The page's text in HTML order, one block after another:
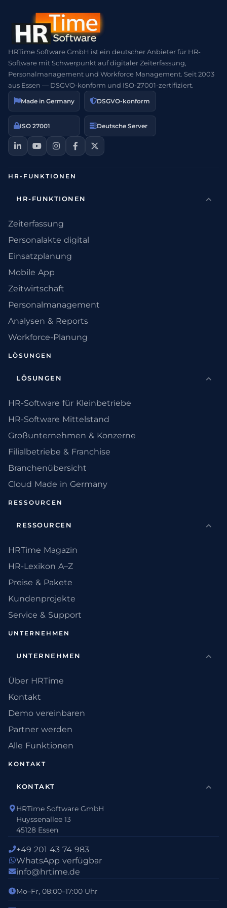
HRTime Software GmbH ist ein deutscher Anbieter für HR-
Software mit Schwerpunkt auf digitaler Zeiterfassung,
Personalmanagement und Workforce Management. Seit 2003
aus Essen — DSGVO-konform und ISO-27001-zertifiziert.
Made in Germany DSGVO-konform
ISO 27001 Deutsche Server
HR-FUNKTIONEN
HR-FUNKTIONEN
Zeiterfassung
Personalakte digital
Einsatzplanung
Mobile App
Zeitwirtschaft
Personalmanagement
Analysen & Reports
Workforce-Planung
LÖSUNGEN
LÖSUNGEN
HR-Software für Kleinbetriebe
HR-Software Mittelstand
Großunternehmen & Konzerne
Filialbetriebe & Franchise
Branchenübersicht
Cloud Made in Germany
RESSOURCEN
RESSOURCEN
HRTime Magazin
HR-Lexikon A–Z
Preise & Pakete
Kundenprojekte
Service & Support
UNTERNEHMEN
UNTERNEHMEN
Über HRTime
Kontakt
Demo vereinbaren
Partner werden
Alle Funktionen
KONTAKT
KONTAKT
HRTime Software GmbH
Huyssenallee 13
45128 Essen
+49 201 43 74 983
WhatsApp verfügbar
info@hrtime.de
Mo–Fr, 08:00–17:00 Uhr